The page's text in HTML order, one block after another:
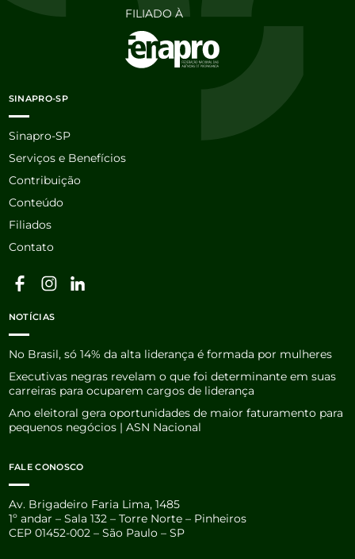
FILIADO À
SINAPRO-SP
Sinapro-SP
Serviços e Benefícios
Contribuição
Conteúdo
Filiados
Contato
NOTÍCIAS
No Brasil, só 14% da alta liderança é formada por mulheres
Executivas negras revelam o que foi determinante em suas
carreiras para ocuparem cargos de liderança
Ano eleitoral gera oportunidades de maior faturamento para
pequenos negócios | ASN Nacional
FALE CONOSCO
Av. Brigadeiro Faria Lima, 1485
1º andar – Sala 132 – Torre Norte – Pinheiros
CEP 01452-002 – São Paulo – SP